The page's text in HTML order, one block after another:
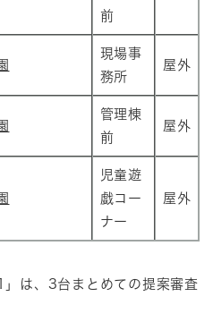
前
現場事
務所
屋外
管理棟
前
屋外
児童遊
戯コー
ナー
屋外
は、3台まとめての提案審査